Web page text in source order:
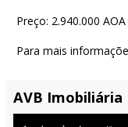
Preço: 2.940.000 AOA
Para mais
AVB Imobiliária